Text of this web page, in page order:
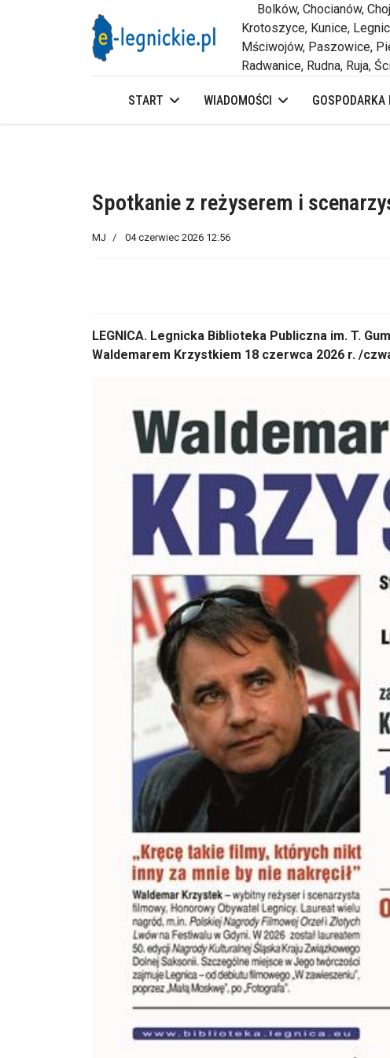
Bolków, Chocianów,
Krotoszyce, Kunice,
Mściwojów, Paszowice,
Radwanice, Rudna, Ruja,
START WIADOMOŚCI
Spotkanie z reżyserem i
MJ 04 czerwiec 2026 12:56
LEGNICA. Legnicka Biblioteka Publiczna im. T.
Waldemarem Krzystkiem 18 czerwca 2026 r. /